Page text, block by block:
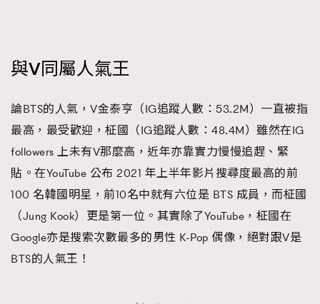
與V同屬人氣王
論BTS的人氣，V金泰亨（IG追蹤人數：53.2M）一直被指
最高，最受歡迎，柾國（IG追蹤人數：48.4M）雖然在IG
followers 上未有V那麼高，近年亦靠實力慢慢追趕、緊
貼。在YouTube 公布 2021 年上半年影片搜尋度最高的前
100 名韓國明星，前10名中就有六位是 BTS 成員，而柾國
（Jung Kook）更是第一位。其實除了YouTube，柾國在
Google亦是搜索次數最多的男性 K-Pop 偶像，絕對跟V是
BTS的人氣王！